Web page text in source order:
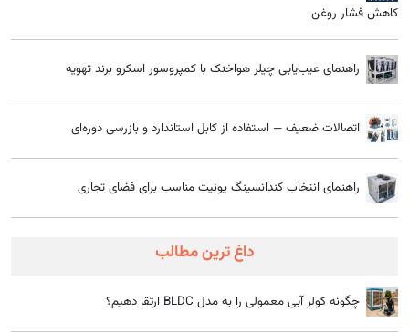
کاهش فشار روغن
راهنمای عیب‌یابی چیلر هواخنک با کمپروسور اسکرو برند تهویه
اتصالات ضعیف — استفاده از کابل استاندارد و بازرسی دوره‌ای
راهنمای انتخاب کندانسینگ یونیت مناسب برای فضای تجاری
داغ ترین مطالب
چگونه کولر آبی معمولی را به مدل BLDC ارتقا دهیم؟